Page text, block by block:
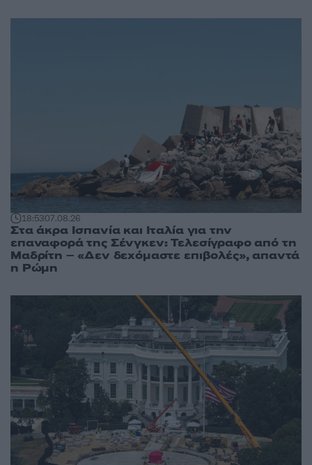
18:5307.08.26
Στα άκρα Ισπανία και Ιταλία για την
επαναφορά της Σένγκεν: Τελεσίγραφο από τη
Μαδρίτη – «Δεν δεχόμαστε επιβολές», απαντά
η Ρώμη